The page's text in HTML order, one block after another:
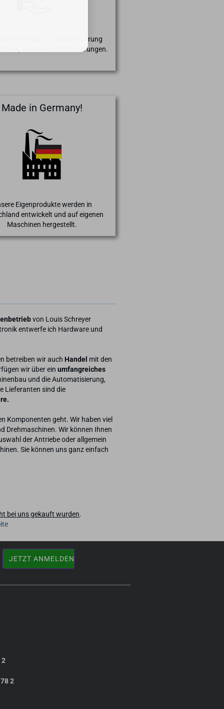
mehr als 20 Jahre Erfahrung
Antrieben und Steuerungen.
Made in Germany!
Eigenprodukte werden in
entwickelt und auf eigenen
Maschinen hergestellt.
von Louis Schreyer
entwerfe ich Hardware und
betreiben wir auch Handel mit den
wir über einumfangreiches
und die Automatisierung,
Lieferanten sind die
Komponenten geht. Wir haben viel
Drehmaschinen. Wir können Ihnen
der Antriebe oder allgemein
Sie können uns ganz einfach
bei uns gekauft wurden.
2
2